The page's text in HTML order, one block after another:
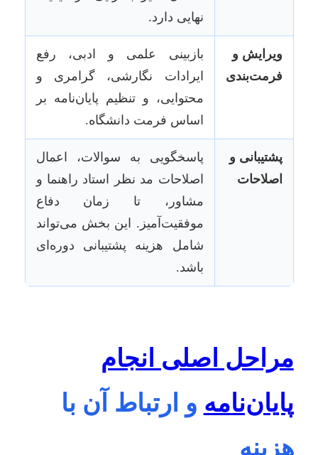
نهایی دارد.
ویرایش و
فرمت‌بندی
بازبینی علمی و ادبی، رفع
ایرادات نگارشی، گرامری و
محتوایی، و تنظیم پایان‌نامه بر
اساس فرمت دانشگاه.
پشتیبانی و
اصلاحات
پاسخگویی به سوالات، اعمال
اصلاحات مد نظر استاد راهنما و
مشاور، تا زمان دفاع
موفقیت‌آمیز. این بخش می‌تواند
شامل هزینه پشتیبانی دوره‌ای
باشد.
مراحل اصلی انجام
پایان‌نامه و ارتباط آن با
هزینه